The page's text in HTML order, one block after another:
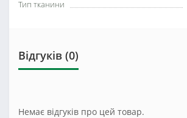
Тип тканини
Відгуків (0)
Немає відгуків про цей товар.